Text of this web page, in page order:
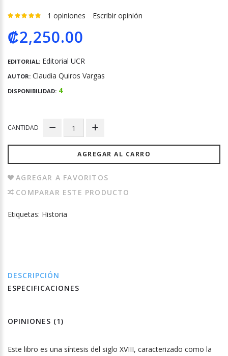
1 opiniones Escribir opinión
₡2,250.00
EDITORIAL: Editorial UCR
AUTOR: Claudia Quiros Vargas
DISPONIBILIDAD: 4
CANTIDAD
AGREGAR AL CARRO
AGREGAR A FAVORITOS
COMPARAR ESTE PRODUCTO
Etiquetas: Historia
DESCRIPCIÓN
ESPECIFICACIONES
OPINIONES (1)
Este libro es una síntesis del siglo XVIII, caracterizado como la